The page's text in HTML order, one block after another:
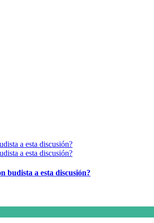
budista a esta discusión?